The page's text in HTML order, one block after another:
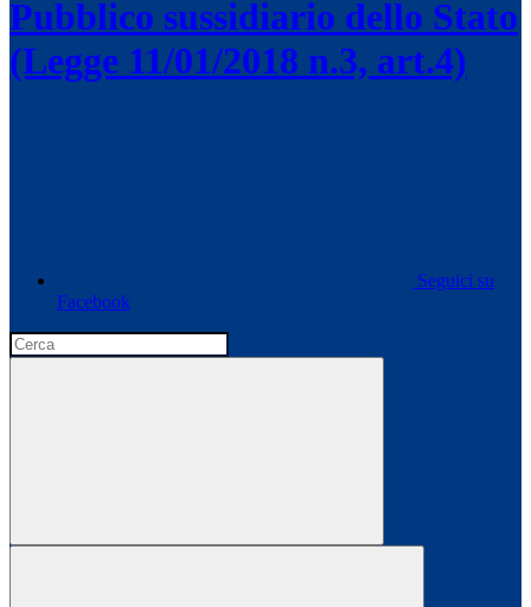
Pubblico sussidiario dello Stato
(Legge 11/01/2018 n.3, art.4)
Seguici su
Facebook